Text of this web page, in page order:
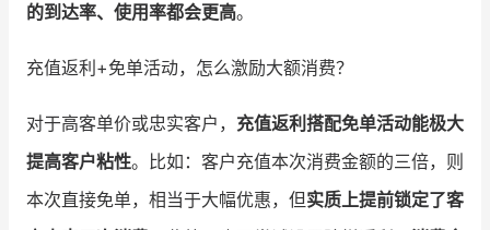
的到达率、使用率都会更高。
充值返利+免单活动，怎么激励大额消费？
对于高客单价或忠实客户， 充值返利搭配免单活动能极大
提高客户粘性。比如：客户充值本次消费金额的三倍，则
本次直接免单，相当于大幅优惠，但实质上提前锁定了客